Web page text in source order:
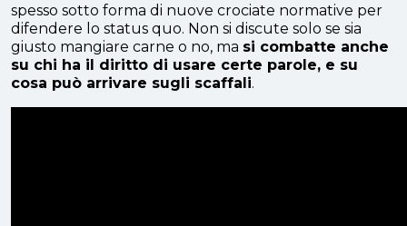
spesso sotto forma di nuove crociate normative per
difendere lo status quo. Non si discute solo se sia
giusto mangiare carne o no, ma si combatte anche
su chi ha il diritto di usare certe parole, e su
cosa può arrivare sugli scaffali.